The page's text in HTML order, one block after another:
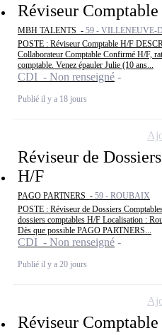
Réviseur
MBH TALENTS - 59 - VILLENEUVE-
POSTE : Réviseur Comptable H/F
Collaborateur Comptable Confirmé H/F,
comptable. Venez épauler Julie (10 ans...
CDI - Non renseigné
Publié il y a 18 jours
Réviseur de
H/F
PAGO PARTNERS - 59 - ROUBAIX
POSTE : Réviseur de Dossiers
dossiers comptables H/F Localisation :
Dès que possible PAGO PARTNERS...
CDI - Non renseigné
Publié il y a 20 jours
Réviseur